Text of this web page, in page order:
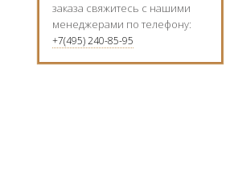
заказа свяжитесь с нашими
менеджерами по телефону:
+7(495) 240-85-95